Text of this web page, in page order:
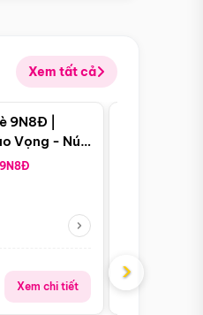
Xem tất cả
Điểm nổi bật
9N8Đ |
Vọng - Núi
- Pretoria -
9N8Đ
Xem chi tiết
Giá từ:
›